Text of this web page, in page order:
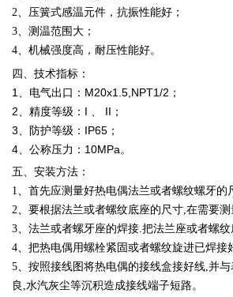
2、压簧式感温元件，抗振性能好；
3、测温范围大；
4、机械强度高，耐压性能好。
四、技术指标：
1、电气出口：M20x1.5,NPT1/2；
2、精度等级：I 、 II；
3、防护等级：IP65；
4、公称压力：10MPa。
五、安装方法：
1、首先应测量好热电偶法兰或者螺纹螺牙
2、要根据法兰或者螺纹底座的尺寸,在需要
3、法兰或者螺牙座的焊接.把法兰座或者螺
4、把热电偶用螺栓紧固或者螺纹旋进已焊接
5、按照接线图将热电偶的接线盒接好线,并
良,水汽灰尘等沉积造成接线端子短路。